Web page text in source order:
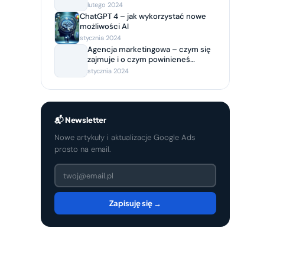
lutego 2024
ChatGPT 4 – jak wykorzystać nowe
możliwości AI
stycznia 2024
Agencja marketingowa – czym się
zajmuje i o czym powinieneś
wiedzieć, decydując się na
stycznia 2024
📬 Newsletter
Nowe artykuły i aktualizacje Google Ads
prosto na email.
Zapisuję się →